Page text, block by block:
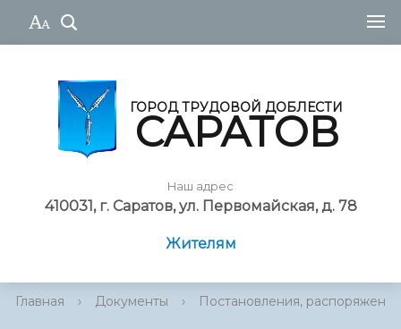
ГОРОД ТРУДОВОЙ ДОБЛЕСТИ
САРАТОВ
Наш адрес
410031, г. Саратов, ул. Первомайская, д. 78
Жителям
Главная › Документы › Постановления, распоряжения